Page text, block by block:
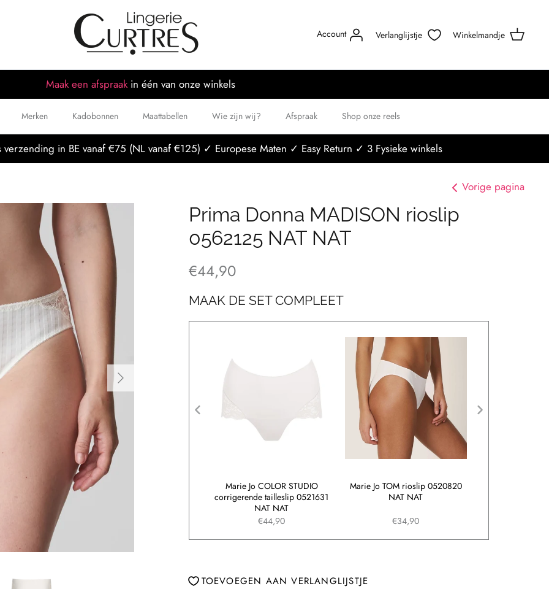
Account Verlanglijstje Winkelmandje
Maak een afspraakin één van onze winkels
Merken Kadobonnen Maattabellen Wie zijn wij? Afspraak Shop onze reels
in BE vanaf €75 (NL vanaf €125) ✓ Europese Maten ✓ Easy Return ✓ 3 Fysieke winkels
Vorige pagina
Prima Donna MADISON rioslip
0562125 NAT NAT
€44,90
MAAK DE SET COMPLEET
Marie Jo TOM rioslip 0520820
NAT NAT
€34,90
Marie Jo COLOR STUDIO
corrigerende tailleslip 0521631
NAT NAT
€44,90
Marie Jo SOFT STUDIO topje
NAT
TOEVOEGEN AAN VERLANGLIJSTJE